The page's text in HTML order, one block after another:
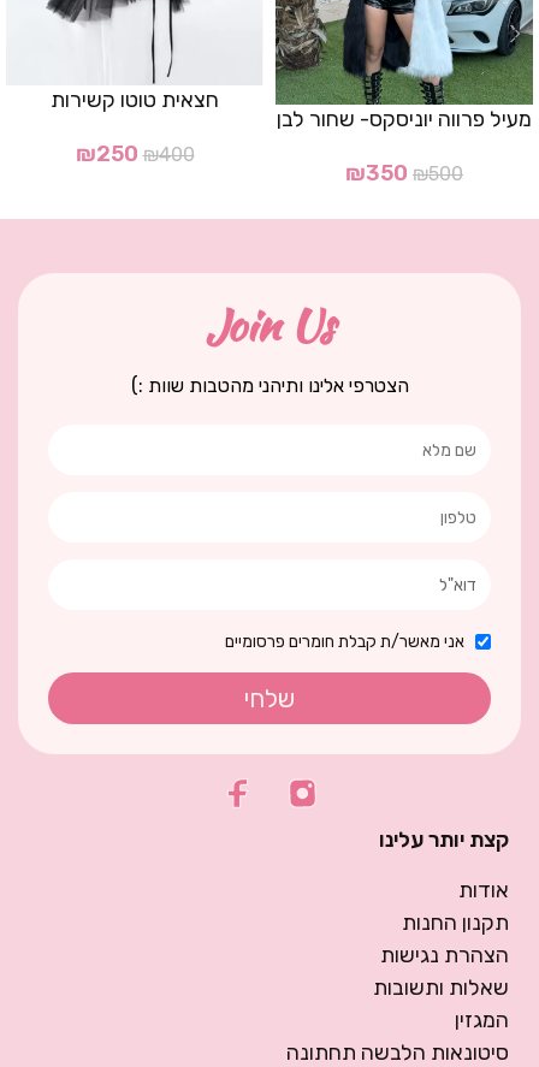
מעיל פרווה יוניסקס- שחור לבן
₪500
₪350
חצאית טוטו קשירות
₪400
₪250
Join Us
הצטרפי אלינו ותיהני מהטבות שוות :)
אני מאשר/ת קבלת חומרים פרסומיים
שלחי
קצת יותר עלינו
אודות
תקנון החנות
הצהרת נגישות
שאלות ותשובות
המגזין
סיטונאות הלבשה תחתונה